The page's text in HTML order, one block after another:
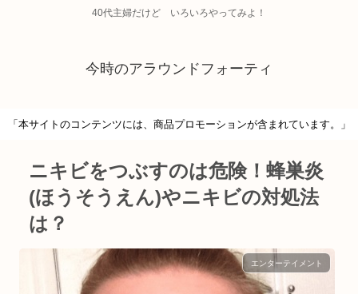
40代主婦だけど いろいろやってみよ！
今時のアラウンドフォーティ
「本サイトのコンテンツには、商品プロモーションが含まれています。」
ニキビをつぶすのは危険！蜂巣炎
(ほうそうえん)やニキビの対処法
は？
エンターテイメント